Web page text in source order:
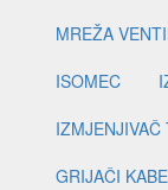
MREŽA
ISOMEC
IZMJENJIVAČ
GRIJAČI